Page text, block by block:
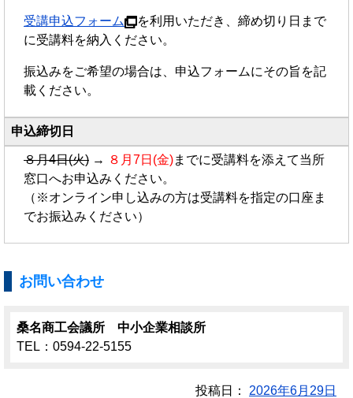
受講申込フォーム
を利用いただき、締め切り日まで
に受講料を納入ください。
振込みをご希望の場合は、申込フォームにその旨を記
載ください。
申込締切日
８月4日(火) → ８月7日(金)までに受講料を添えて当所
窓口へお申込みください。
（※オンライン申し込みの方は受講料を指定の口座ま
でお振込みください）
お問い合わせ
桑名商工会議所 中小企業相談所
TEL：0594-22-5155
投稿日： 2026年6月29日